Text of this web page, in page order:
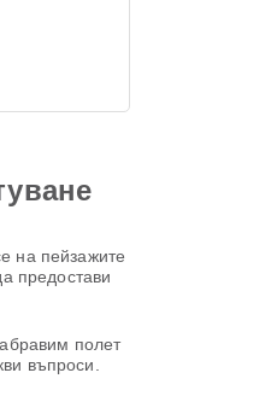
на пейзажите
предостави
полет
въпроси.